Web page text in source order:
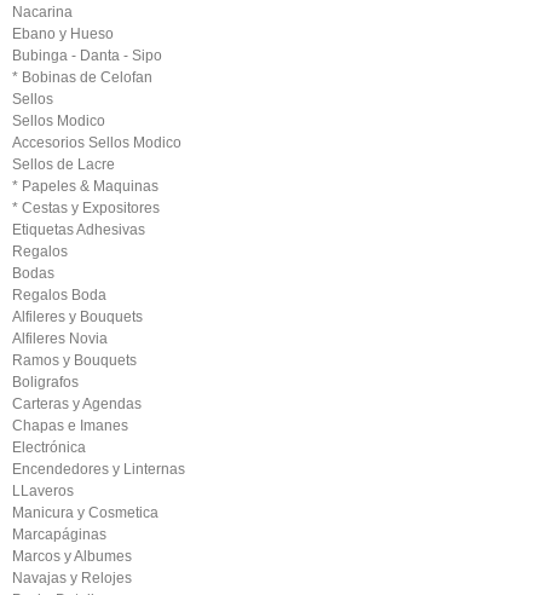
Nacarina
Ebano y Hueso
Bubinga - Danta - Sipo
* Bobinas de Celofan
Sellos
Sellos Modico
Accesorios Sellos Modico
Sellos de Lacre
* Papeles & Maquinas
* Cestas y Expositores
Etiquetas Adhesivas
Regalos
Bodas
Regalos Boda
Alfileres y Bouquets
Alfileres Novia
Ramos y Bouquets
Boligrafos
Carteras y Agendas
Chapas e Imanes
Electrónica
Encendedores y Linternas
LLaveros
Manicura y Cosmetica
Marcapáginas
Marcos y Albumes
Navajas y Relojes